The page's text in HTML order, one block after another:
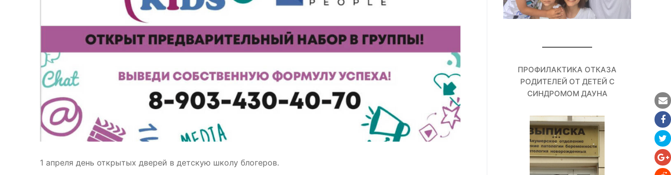
1 апреля день открытых дверей в детскую школу блогеров.
ПРОФИЛАКТИКА ОТКАЗА
РОДИТЕЛЕЙ ОТ ДЕТЕЙ С
СИНДРОМОМ ДАУНА